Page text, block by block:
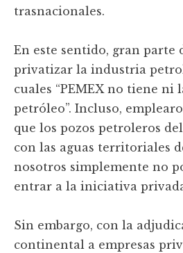
trasnacionales.
En este sentido, gran parte
privatizar la industria
cuales “PEMEX no tiene
petróleo”. Incluso,
que los pozos petroleros
con las aguas territoriales
nosotros simplemente no
entrar a la iniciativa
Sin embargo, con la
continental a empresas